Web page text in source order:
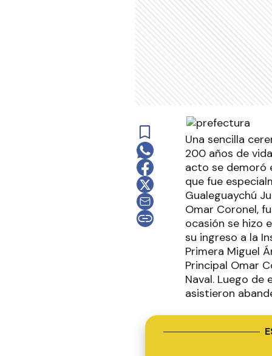
Una sencilla
200 años de
acto se demoró
que fue
Gualeguaychú
Omar Coronel,
ocasión se hizo
su ingreso a la
Primera Miguel
Principal Omar
Naval. Luego de
asistieron